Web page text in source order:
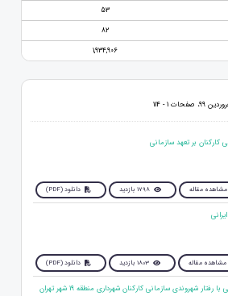
53
82
1,934,906
مشاهده مقاله 1798 بازدید دانلود (PDF)
مشاهده مقاله 1803 بازدید دانلود (PDF)